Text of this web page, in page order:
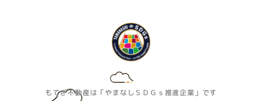
もてぎ不動産は「やまなしＳＤＧｓ推進企業」です